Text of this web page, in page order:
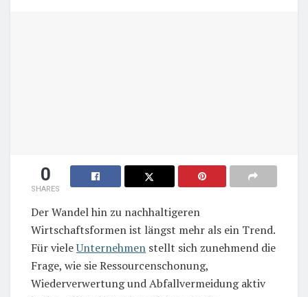
0
SHARES
Der Wandel hin zu nachhaltigeren
Wirtschaftsformen ist längst mehr als ein Trend.
Für vieleUnternehmen stellt sich zunehmend die
Frage, wie sie Ressourcenschonung,
Wiederverwertung und Abfallvermeidung aktiv